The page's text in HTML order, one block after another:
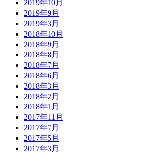
2019年10月
2019年9月
2019年3月
2018年10月
2018年9月
2018年8月
2018年7月
2018年6月
2018年3月
2018年2月
2018年1月
2017年11月
2017年7月
2017年5月
2017年3月